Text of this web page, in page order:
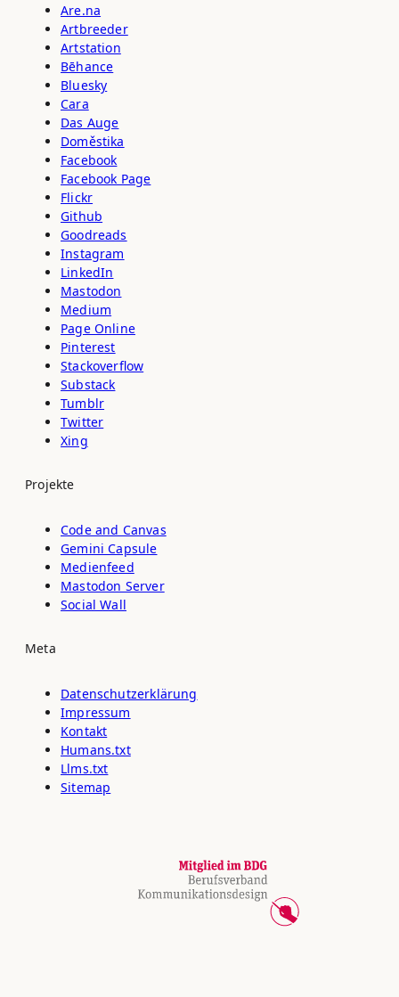
Are.na
Artbreeder
Artstation
Bēhance
Bluesky
Cara
Das Auge
Doměstika
Facebook
Facebook Page
Flickr
Github
Goodreads
Instagram
LinkedIn
Mastodon
Medium
Page Online
Pinterest
Stackoverflow
Substack
Tumblr
Twitter
Xing
Projekte
Code and Canvas
Gemini Capsule
Medienfeed
Mastodon Server
Social Wall
Meta
Datenschutz­erklärung
Impressum
Kontakt
Humans.txt
Llms.txt
Sitemap